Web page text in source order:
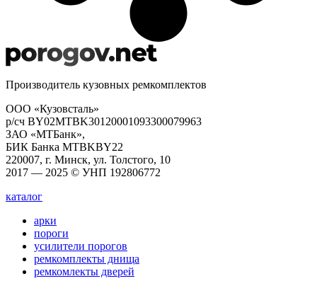
Производитель кузовных ремкомплектов
ООО «Кузовсталь»
р/сч BY02MTBK30120001093300079963
ЗАО «МТБанк»,
БИК Банка MTBKBY22
220007, г. Минск, ул. Толстого, 10
2017 — 2025 © УНП 192806772
каталог
арки
пороги
усилители порогов
ремкомплекты днища
ремкомлекты дверей